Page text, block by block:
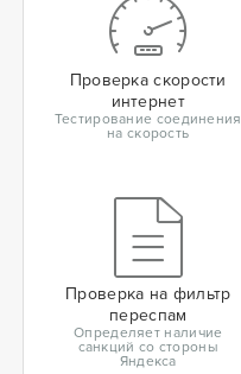
Проверка скорости
интернет
Тестирование соединения
на скорость
Проверка на фильтр
переспам
Определяет наличие
санкций со стороны
Яндекса